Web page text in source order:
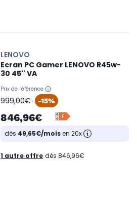
LENOVO
Ecran PC Gamer LENOVO R45w-
30 45'' VA
Prix de référence
oldPrice
999,00€ -15%
846,96€
dès 49,65€/moisen 20x
1 autre offre dès 846,96€